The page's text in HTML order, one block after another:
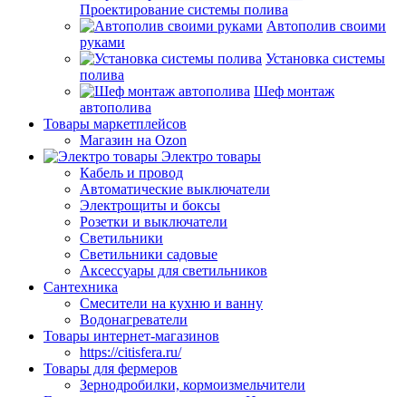
Проектирование системы полива
Автополив своими
руками
Установка системы
полива
Шеф монтаж
автополива
Товары маркетплейсов
Магазин на Ozon
Электро товары
Кабель и провод
Автоматические выключатели
Электрощиты и боксы
Розетки и выключатели
Светильники
Светильники садовые
Аксессуары для светильников
Сантехника
Смесители на кухню и ванну
Водонагреватели
Товары интернет-магазинов
https://citisfera.ru/
Товары для фермеров
Зернодробилки, кормоизмельчители